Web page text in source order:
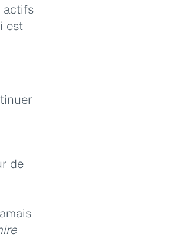
actifs
est
de